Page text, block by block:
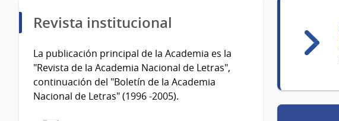
Revista institucional
La publicación principal de la Academia es la
"Revista de la Academia Nacional de Letras",
continuación del "Boletín de la Academia
Nacional de Letras" (1996 -2005).